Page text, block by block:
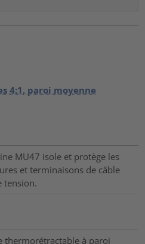
4:1, paroi moyenne
MU47 isole et protège les
et terminaisons de câble
tension.
thermorétractable à paroi